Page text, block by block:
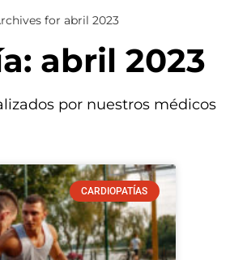
for abril 2023
abril 2023
por nuestros médicos
CARDIOPATÍAS